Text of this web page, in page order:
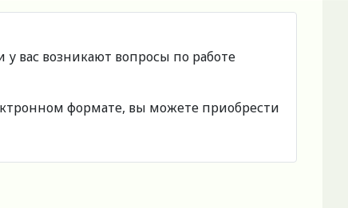
у вас возникают вопросы по работе
формате, вы можете приобрести